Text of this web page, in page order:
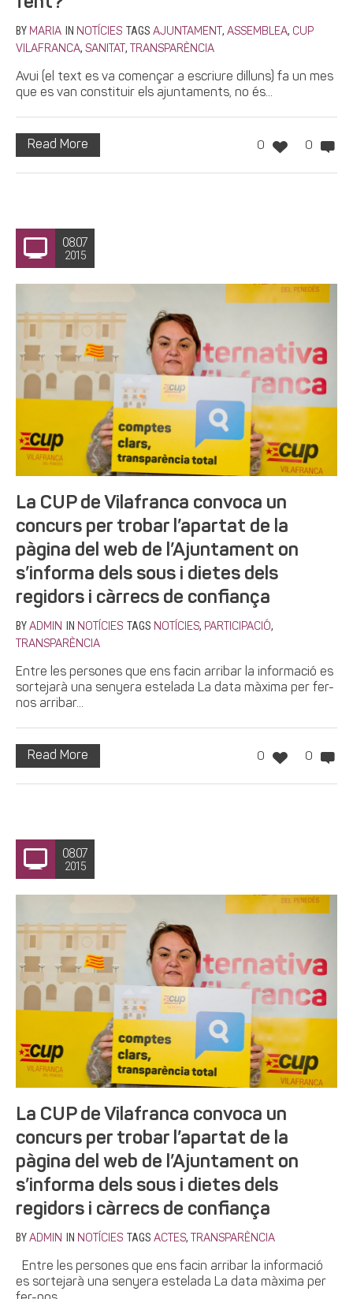
BY MARIA IN NOTÍCIES TAGS AJUNTAMENT , ASSEMBLEA, CUP
VILAFRANCA, SANITAT , TRANSPARÈNCIA
Avui (el text es va començar a escriure dilluns) fa un mes
que es van constituir els ajuntaments, no és...
0 0
Read More
08.07
2015
La CUP de Vilafranca convoca un
concurs per trobar l’apartat de la
pàgina del web de l’Ajuntament on
s’informa dels sous i dietes dels
regidors i càrrecs de confiança
BY ADMIN IN NOTÍCIES TAGS NOTÍCIES, PARTICIPACIÓ,
TRANSPARÈNCIA
Entre les persones que ens facin arribar la informació es
sortejarà una senyera estelada La data màxima per fer-
nos arribar...
0 0
Read More
08.07
2015
La CUP de Vilafranca convoca un
concurs per trobar l’apartat de la
pàgina del web de l’Ajuntament on
s’informa dels sous i dietes dels
regidors i càrrecs de confiança
BY ADMIN IN NOTÍCIES TAGS ACTES, TRANSPARÈNCIA
Entre les persones que ens facin arribar la informació
es sortejarà una senyera estelada La data màxima per